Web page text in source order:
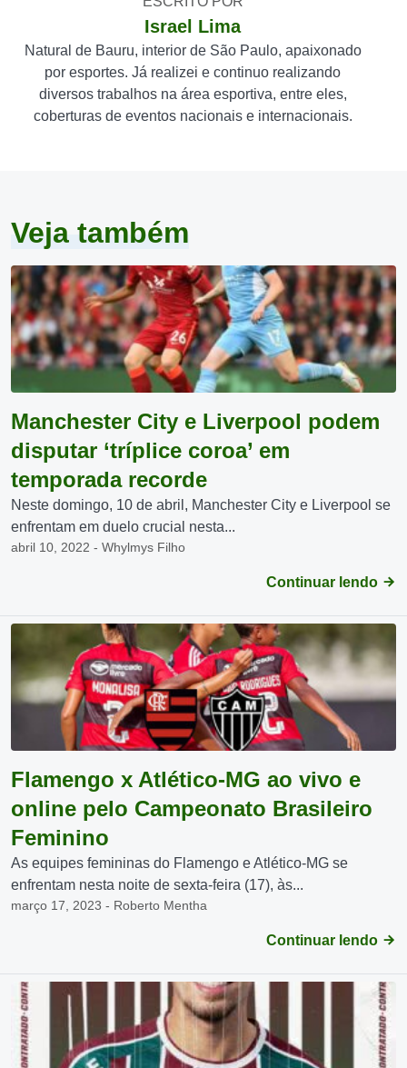
Israel Lima
Natural de Bauru, interior de São Paulo, apaixonado
por esportes. Já realizei e continuo realizando
diversos trabalhos na área esportiva, entre eles,
coberturas de eventos nacionais e internacionais.
Veja também
Manchester City e Liverpool podem
disputar ‘tríplice coroa’ em
temporada recorde
Neste domingo, 10 de abril, Manchester City e Liverpool se
enfrentam em duelo crucial nesta...
abril 10, 2022 - Whylmys Filho
Continuar lendo
Flamengo x Atlético-MG ao vivo e
online pelo Campeonato Brasileiro
Feminino
As equipes femininas do Flamengo e Atlético-MG se
enfrentam nesta noite de sexta-feira (17), às...
março 17, 2023 - Roberto Mentha
Continuar lendo